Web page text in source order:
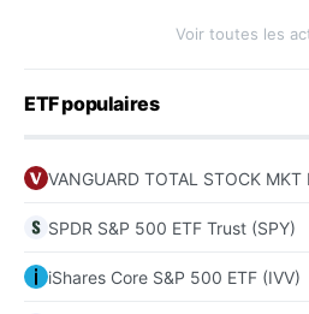
Voir toutes les
ETF populaires
VANGUARD TOTAL STOCK MKT
SPDR S&P 500 ETF Trust (SPY)
iShares Core S&P 500 ETF (IVV)